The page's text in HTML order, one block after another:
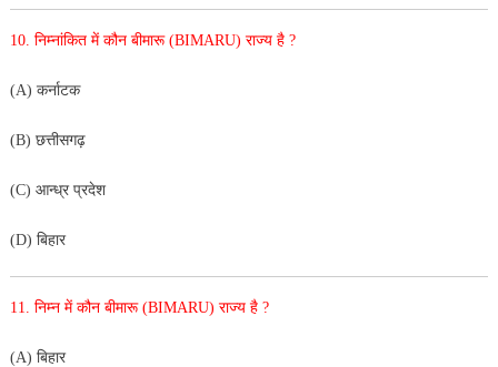
10. निम्नांकित में कौन बीमारू (BIMARU) राज्य है ?
(A) कर्नाटक
(B) छत्तीसगढ़
(C) आन्ध्र प्रदेश
(D) बिहार
11. निम्न में कौन बीमारू (BIMARU) राज्य है ?
(A) बिहार